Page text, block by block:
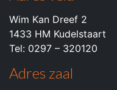
Wim Kan Dreef 2
1433 HM Kudelstaart
Tel: 0297 – 320120
Adres zaal